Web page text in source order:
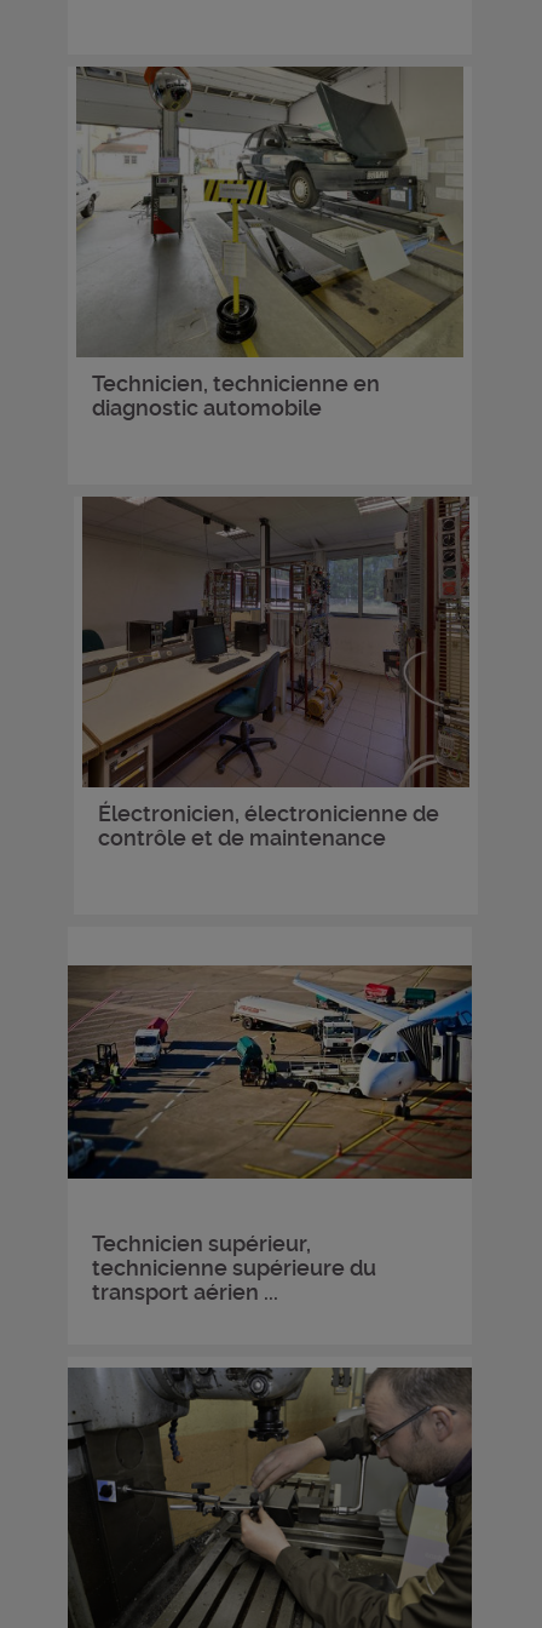
Technicien, technicienne en
diagnostic automobile
Électronicien, électronicienne de
contrôle et de maintenance
Technicien supérieur,
technicienne supérieure du
transport aérien ...